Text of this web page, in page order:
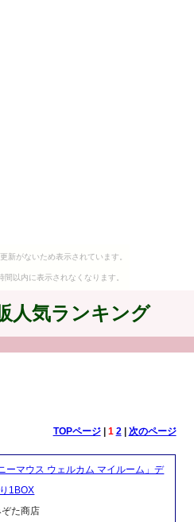
新がないため表示されています。
以内に表示されなくなります。
人気ランキング
TOPページ| 1 2| 次のページ
ーマウス ウェルカム マイルーム」デ
1BOX
た商店